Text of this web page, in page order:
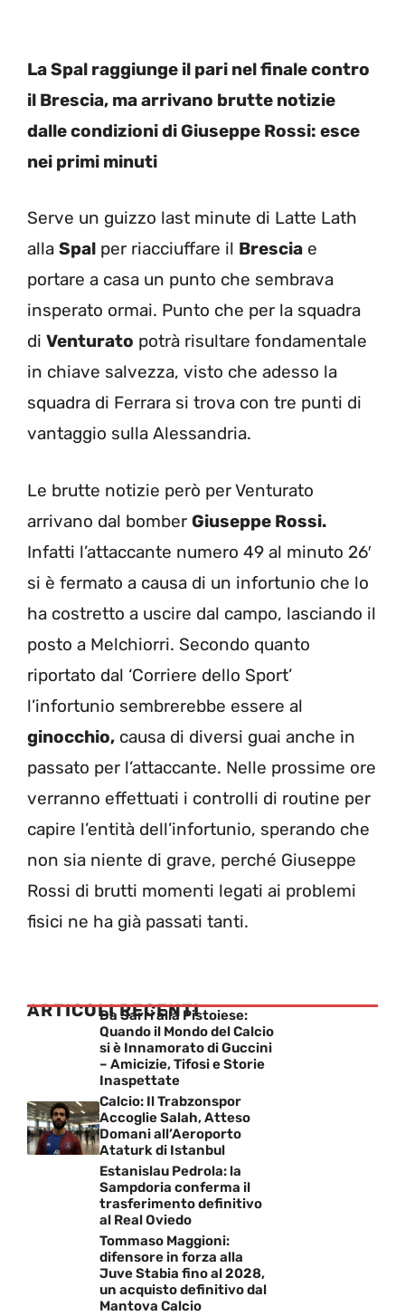
La Spal raggiunge il pari nel finale contro
il Brescia, ma arrivano brutte notizie
dalle condizioni di Giuseppe Rossi: esce
nei primi minuti
Serve un guizzo last minute di Latte Lath
alla Spal per riacciuffare il Brescia e
portare a casa un punto che sembrava
insperato ormai. Punto che per la squadra
di Venturato potrà risultare fondamentale
in chiave salvezza, visto che adesso la
squadra di Ferrara si trova con tre punti di
vantaggio sulla Alessandria.
Le brutte notizie però per Venturato
arrivano dal bomber Giuseppe Rossi.
Infatti l’attaccante numero 49 al minuto 26′
si è fermato a causa di un infortunio che lo
ha costretto a uscire dal campo, lasciando il
posto a Melchiorri. Secondo quanto
riportato dal ‘Corriere dello Sport’
l’infortunio sembrerebbe essere al
ginocchio, causa di diversi guai anche in
passato per l’attaccante. Nelle prossime ore
verranno effettuati i controlli di routine per
capire l’entità dell’infortunio, sperando che
non sia niente di grave, perché Giuseppe
Rossi di brutti momenti legati ai problemi
fisici ne ha già passati tanti.
ARTICOLI RECENTI
Da Sarri alla Pistoiese:
Quando il Mondo del Calcio
si è Innamorato di Guccini
– Amicizie, Tifosi e Storie
Inaspettate
Calcio: Il Trabzonspor
Accoglie Salah, Atteso
Domani all’Aeroporto
Ataturk di Istanbul
Estanislau Pedrola: la
Sampdoria conferma il
trasferimento definitivo
al Real Oviedo
Tommaso Maggioni:
difensore in forza alla
Juve Stabia fino al 2028,
un acquisto definitivo dal
Mantova Calcio